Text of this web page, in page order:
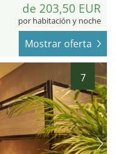
de 203,50 EUR
por habitación y noche
Mostrar oferta
7